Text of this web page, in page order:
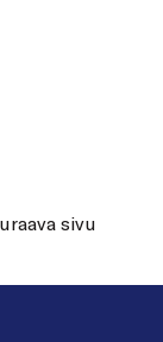
sivu